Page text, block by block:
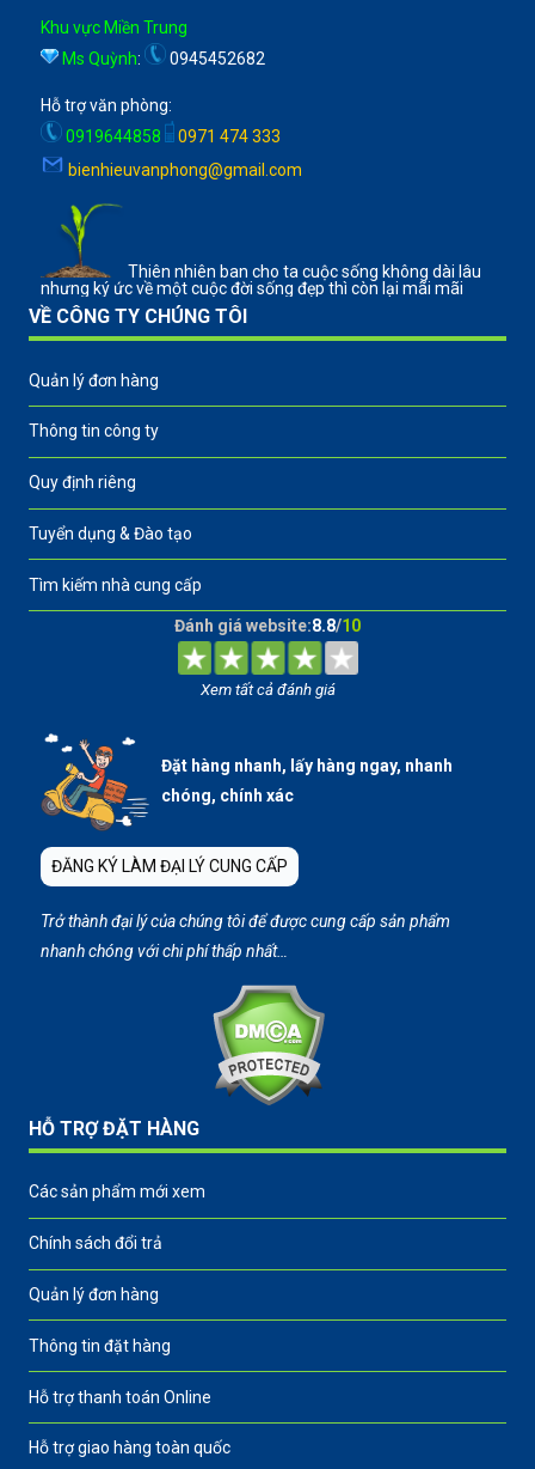
Khu vực Miền Trung
Ms Quỳnh: 0945452682
Hỗ trợ văn phòng:
0919644858
0971 474 333
bienhieuvanphong@gmail.com
Thiên nhiên ban cho ta cuộc sống không dài lâu
nhưng ký ức về một cuộc đời sống đẹp thì còn lại mãi mãi
VỀ CÔNG TY CHÚNG TÔI
Quản lý đơn hàng
Thông tin công ty
Quy định riêng
Tuyển dụng & Đào tạo
Tìm kiếm nhà cung cấp
Đánh giá website:8.8/10
Xem tất cả đánh giá
Đặt hàng nhanh, lấy hàng ngay, nhanh
chóng, chính xác
ĐĂNG KÝ LÀM ĐẠI LÝ CUNG CẤP
Trở thành đại lý của chúng tôi để được cung cấp sản phẩm
nhanh chóng với chi phí thấp nhất…
HỖ TRỢ ĐẶT HÀNG
Các sản phẩm mới xem
Chính sách đổi trả
Quản lý đơn hàng
Thông tin đặt hàng
Hỗ trợ thanh toán Online
Hỗ trợ giao hàng toàn quốc